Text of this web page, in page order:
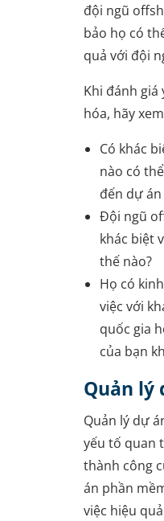
đội ngũ
bảo họ có
quả với đội
Khi đánh giá
hóa, hãy
Có khác
nào có
đến dự
Đội ngũ
khác biệt
thế nào?
Họ có
việc với
quốc gia
của bạn
Quản lý
Quản lý dự
yếu tố quan
thành công
án phần
việc hiệu